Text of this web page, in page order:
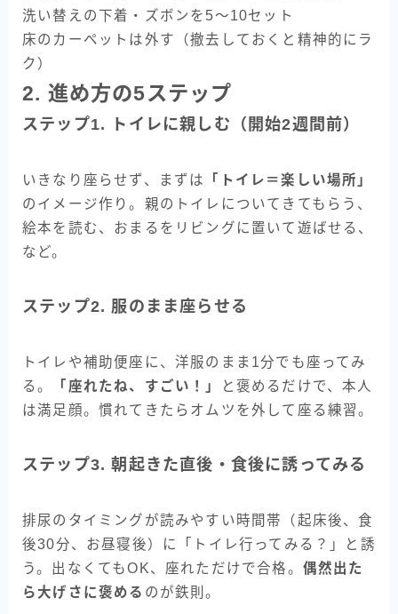
洗い替えの下着・ズボンを5〜10セット
床のカーペットは外す（撤去しておくと精神的にラ
ク）
2. 進め方の5ステップ
ステップ1. トイレに親しむ（開始2週間前）
いきなり座らせず、まずは
「トイレ＝楽しい場所」
のイメージ作り。親のトイレについてきてもらう、
絵本を読む、おまるをリビングに置いて遊ばせる、
など。
ステップ2. 服のまま座らせる
トイレや補助便座に、洋服のまま1分でも座ってみ
る。
「座れたね、すごい！」
と褒めるだけで、本人
は満足顔。慣れてきたらオムツを外して座る練習。
ステップ3. 朝起きた直後・食後に誘ってみる
排尿のタイミングが読みやすい時間帯（起床後、食
後30分、お昼寝後）に「トイレ行ってみる？」と誘
う。出なくてもOK、座れただけで合格。 偶然出た
ら大げさに褒める のが鉄則。